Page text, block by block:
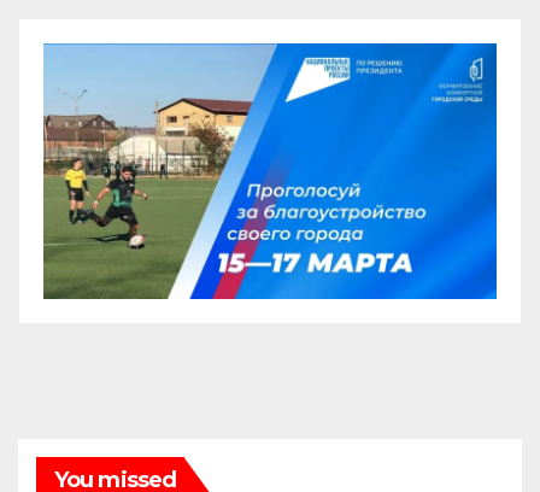
You missed